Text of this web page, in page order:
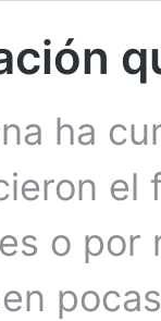
ha
el
o por